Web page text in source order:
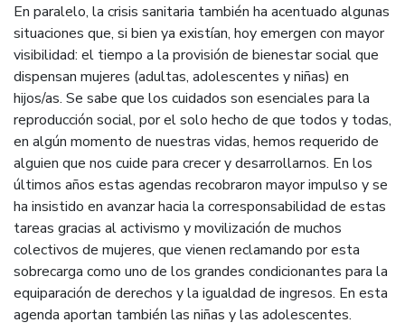
En paralelo, la crisis sanitaria también ha acentuado algunas
situaciones que, si bien ya existían, hoy emergen con mayor
visibilidad: el tiempo a la provisión de bienestar social que
dispensan mujeres (adultas, adolescentes y niñas) en
hijos/as. Se sabe que los cuidados son esenciales para la
reproducción social, por el solo hecho de que todos y todas,
en algún momento de nuestras vidas, hemos requerido de
alguien que nos cuide para crecer y desarrollarnos. En los
últimos años estas agendas recobraron mayor impulso y se
ha insistido en avanzar hacia la corresponsabilidad de estas
tareas gracias al activismo y movilización de muchos
colectivos de mujeres, que vienen reclamando por esta
sobrecarga como uno de los grandes condicionantes para la
equiparación de derechos y la igualdad de ingresos. En esta
agenda aportan también las niñas y las adolescentes.